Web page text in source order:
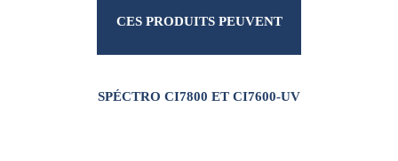
CES PRODUITS PEUVENT
SPÉCTRO CI7800 ET CI7600-UV